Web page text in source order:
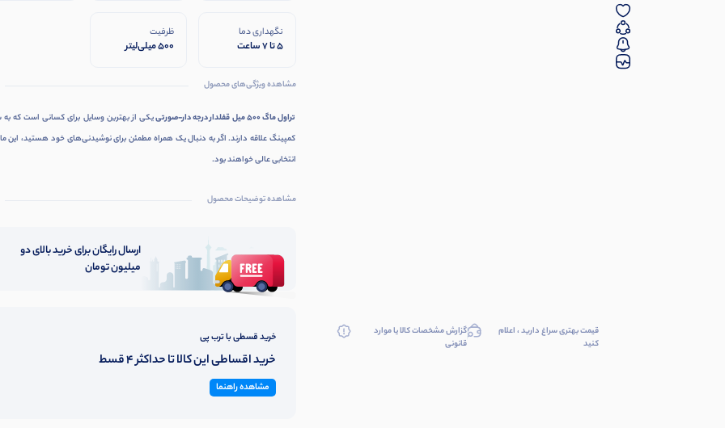
قیمت بهتری سراغ دارید ، اعلام
کنید
گزارش مشخصات کالا یا موارد
قانونی
نگهداری دما
5 تا 7 ساعت
ظرفیت
500 میلی‌لیتر
مشاهده ویژگی‌های محصول
تراول ماگ 500 میل قفلدار درجه دار-صورتی
یکی از بهترین وسایل برای کسانی است که
کمپینگ علاقه دارند. اگر به دنبال یک همراه مطمئن برای نوشیدنی‌های خود هستید، این
انتخابی عالی خواهند بود.
مشاهده توضیحات محصول
ارسال رایگان برای خرید بالای دو
میلیون تومان
خرید قسطی با ترب پی
خرید اقساطی این کالا تا حداکثر 4 قسط
مشاهده راهنما